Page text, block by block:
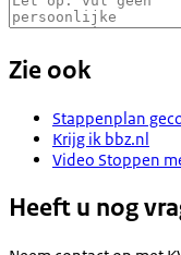
Zie ook
Stappenplan
Krijg ik bbz.nl
Video Stoppen
Heeft u nog